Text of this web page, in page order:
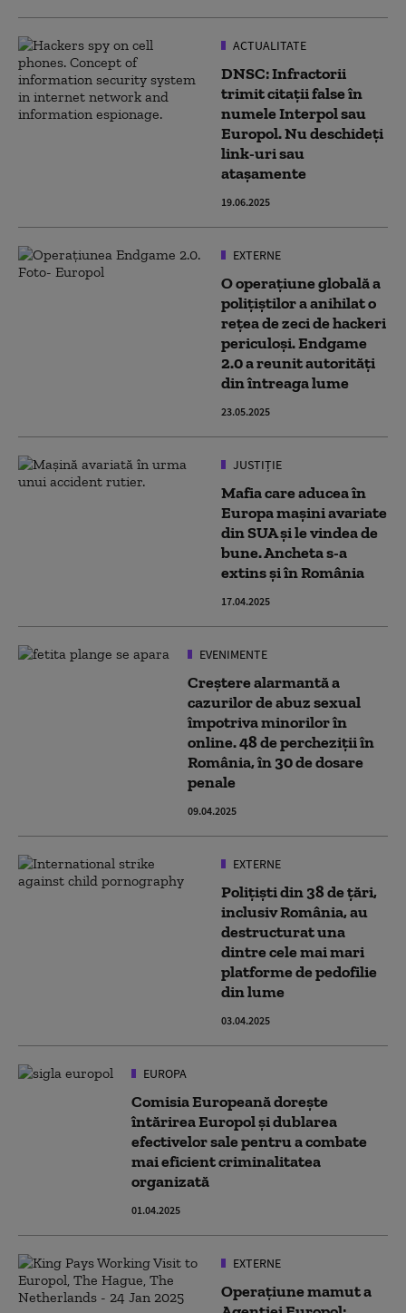
ACTUALITATE
DNSC: Infractorii
trimit citaţii false în
numele Interpol sau
Europol. Nu deschideţi
link-uri sau
ataşamente
19.06.2025
EXTERNE
O operațiune globală a
polițiștilor a anihilat o
rețea de zeci de hackeri
periculoși. Endgame
2.0 a reunit autorități
din întreaga lume
23.05.2025
JUSTIȚIE
Mafia care aducea în
Europa mașini avariate
din SUA și le vindea de
bune. Ancheta s-a
extins și în România
17.04.2025
EVENIMENTE
Creştere alarmantă a
cazurilor de abuz sexual
împotriva minorilor în
online. 48 de percheziţii în
România, în 30 de dosare
penale
09.04.2025
EXTERNE
Polițiști din 38 de țări,
inclusiv România, au
destructurat una
dintre cele mai mari
platforme de pedofilie
din lume
03.04.2025
EUROPA
Comisia Europeană doreşte
întărirea Europol şi dublarea
efectivelor sale pentru a combate
mai eficient criminalitatea
organizată
01.04.2025
EXTERNE
Operațiune mamut a